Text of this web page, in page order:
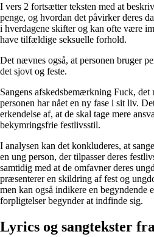
I vers 2 fortsætter teksten med at
penge, og hvordan det påvirker deres
i hverdagene skifter og kan ofte være
have tilfældige seksuelle forhold.
Det nævnes også, at personen bruger
det sjovt og feste.
Sangens afskedsbemærkning Fuck,
personen har nået en ny fase i sit liv.
erkendelse af, at de skal tage mere
bekymringsfrie festlivsstil.
I analysen kan det konkluderes, at
en ung person, der tilpasser deres
samtidig med at de omfavner deres
præsenterer en skildring af fest og
men kan også indikere en begyndende
forpligtelser begynder at indfinde sig.
Lyrics og sangtekster